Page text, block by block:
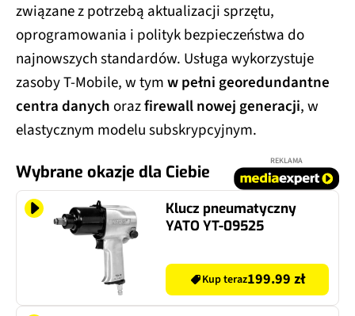
związane z potrzebą aktualizacji sprzętu,
oprogramowania i polityk bezpieczeństwa do
najnowszych standardów. Usługa wykorzystuje
zasoby T‑Mobile, w tymw pełni georedundantne
centra danychorazfirewall nowej generacji, w
elastycznym modelu subskrypcyjnym.
Wybrane okazje dla Ciebie
REKLAMA
Klucz pneumatyczny
YATO YT-09525
Kup teraz199.99 zł